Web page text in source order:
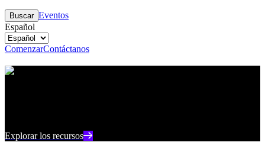
Buscar Eventos
Español
ComenzarContáctanos
Centro de recursos
Explorar los recursos